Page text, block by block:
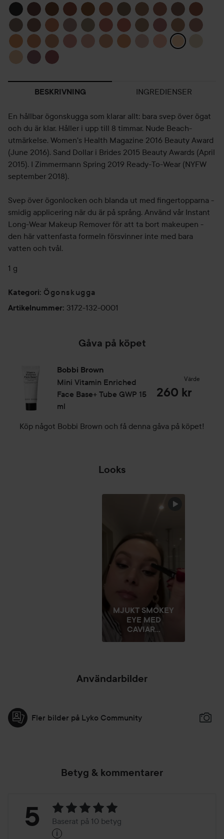
BESKRIVNING INGREDIENSER
En hållbar ögonskugga som klarar allt: bara svep över ögat
och du är klar. Håller i upp till 8 timmar. Nude Beach-
utmärkelse. Women's Health Magazine 2016 Beauty Award
(June 2016). Sand Dollar i Brides 2015 Beauty Awards (April
2015). I Zimmermann Spring 2019 Ready-To-Wear (NYFW
september 2018).
Svep över ögonlocken och blanda ut med fingertopparna -
smidig applicering när du är på språng. Använd vår Instant
Long-Wear Makeup Remover för att ta bort makeupen -
den här vattenfasta formeln försvinner inte med bara
vatten och tvål.
1 g
Kategori: Ögonskugga
Artikelnummer: 3172-132-0001
Gåva på köpet
Bobbi Brown
Mini Vitamin Enriched
Face Base+ Tube GWP 15
ml
Värde
260 kr
Köp något Bobbi Brown och få denna gåva på köpet!
Looks
MJUKT SMOKEY
EYE MED
CAVIAR...
Användarbilder
Fler bilder på Lyko Community
Betyg & kommentarer
Betyg:
5 Baserat på 10 betyg
i